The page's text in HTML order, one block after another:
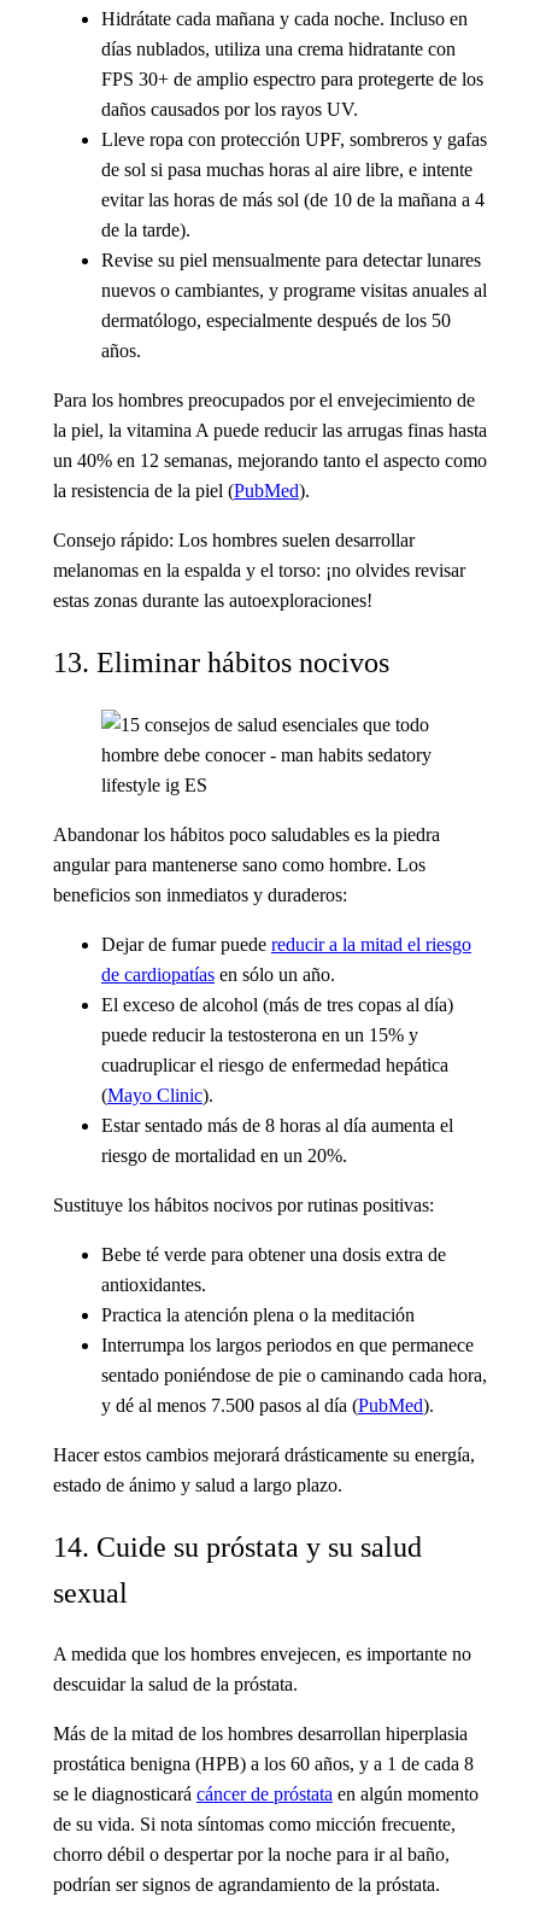
Hidrátate cada mañana y cada noche. Incluso en
días nublados, utiliza una crema hidratante con
FPS 30+ de amplio espectro para protegerte de los
daños causados por los rayos UV.
Lleve ropa con protección UPF, sombreros y gafas
de sol si pasa muchas horas al aire libre, e intente
evitar las horas de más sol (de 10 de la mañana a 4
de la tarde).
Revise su piel mensualmente para detectar lunares
nuevos o cambiantes, y programe visitas anuales al
dermatólogo, especialmente después de los 50
años.
Para los hombres preocupados por el envejecimiento de
la piel, la vitamina A puede reducir las arrugas finas hasta
un 40% en 12 semanas, mejorando tanto el aspecto como
la resistencia de la piel (PubMed).
Consejo rápido: Los hombres suelen desarrollar
melanomas en la espalda y el torso: ¡no olvides revisar
estas zonas durante las autoexploraciones!
13. Eliminar hábitos nocivos
Abandonar los hábitos poco saludables es la piedra
angular para mantenerse sano como hombre. Los
beneficios son inmediatos y duraderos:
Dejar de fumarpuede reducir a la mitad el riesgo
de cardiopatías en sólo un año.
El exceso de alcohol (más de tres copas al día)
puede reducir la testosterona en un 15% y
cuadruplicar el riesgo de enfermedad hepática
(Mayo Clinic).
Estar sentado más de 8 horas al día aumenta el
riesgo de mortalidad en un 20%.
Sustituye los hábitos nocivos por rutinas positivas:
Bebe té verde para obtener una dosis extra de
antioxidantes.
Practica la atención plena o la meditación
Interrumpa los largos periodos en que permanece
sentado poniéndose de pie o caminando cada hora,
y dé al menos 7.500 pasos al día (PubMed).
Hacer estos cambios mejorará drásticamente su energía,
estado de ánimo y salud a largo plazo.
14. Cuide su próstata y su salud
sexual
A medida que los hombres envejecen, es importante no
descuidar la salud de la próstata.
Más de la mitad de los hombres desarrollan hiperplasia
prostática benigna (HPB) a los 60 años, y a 1 de cada 8
se le diagnosticará cáncer de próstata en algún momento
de su vida. Si nota síntomas como micción frecuente,
chorro débil o despertar por la noche para ir al baño,
podrían ser signos de agrandamiento de la próstata.